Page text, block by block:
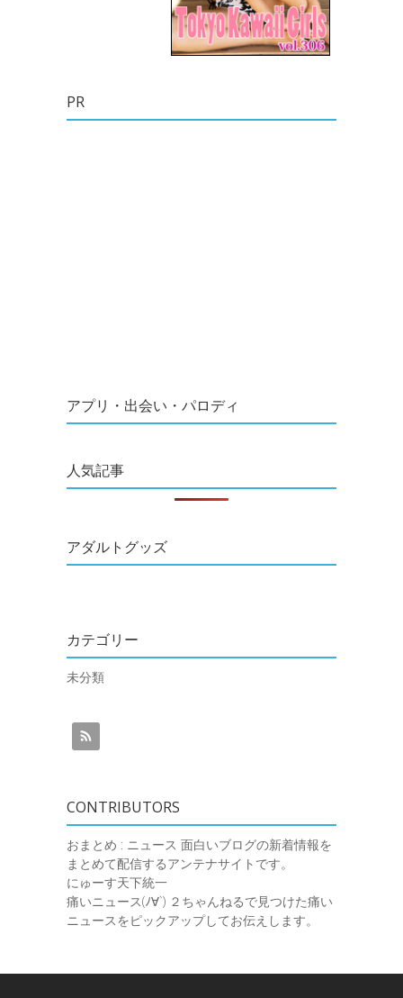
PR
アプリ・出会い・パロディ
人気記事
アダルトグッズ
カテゴリー
未分類
CONTRIBUTORS
おまとめ : ニュース 面白いブログの新着情報を
まとめて配信するアンテナサイトです。
にゅーす天下統一
痛いニュース(ﾉ∀`) ２ちゃんねるで見つけた痛い
ニュースをピックアップしてお伝えします。